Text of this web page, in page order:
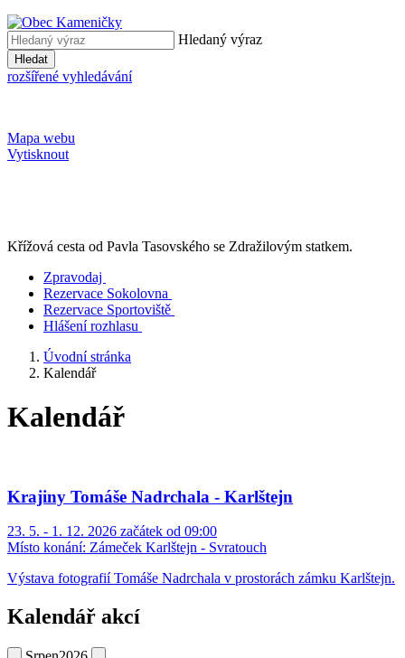
Hledaný výraz
Hledat
rozšířené vyhledávání
Mapa webu
Vytisknout
Křížová cesta od Pavla Tasovského se Zdražilovým statkem.
Zpravodaj
Rezervace Sokolovna
Rezervace Sportoviště
Hlášení rozhlasu
Úvodní stránka
Kalendář
Kalendář
Krajiny Tomáše Nadrchala - Karlštejn
23. 5. - 1. 12. 2026 začátek od 09:00
Místo konání: Zámeček Karlštejn - Svratouch
Výstava fotografií Tomáše Nadrchala v prostorách zámku Karlštejn.
Kalendář akcí